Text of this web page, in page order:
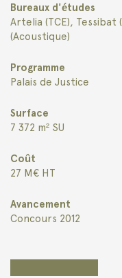
Bureaux d'études
Artelia (TCE), Tessibat
(Acoustique)
Programme
Palais de Justice
Surface
7 372 m² SU
Coût
27 M€ HT
Avancement
Concours 2012